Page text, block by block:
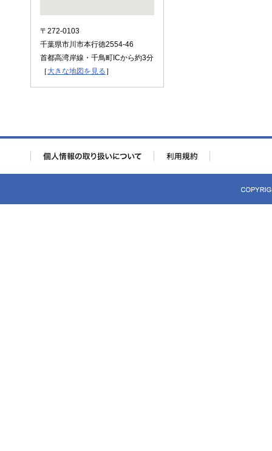
〒272-0103
千葉県市川市本行徳2554-46
首都高湾岸線・千鳥町ICから約3分
［ 大きな地図を見る ］